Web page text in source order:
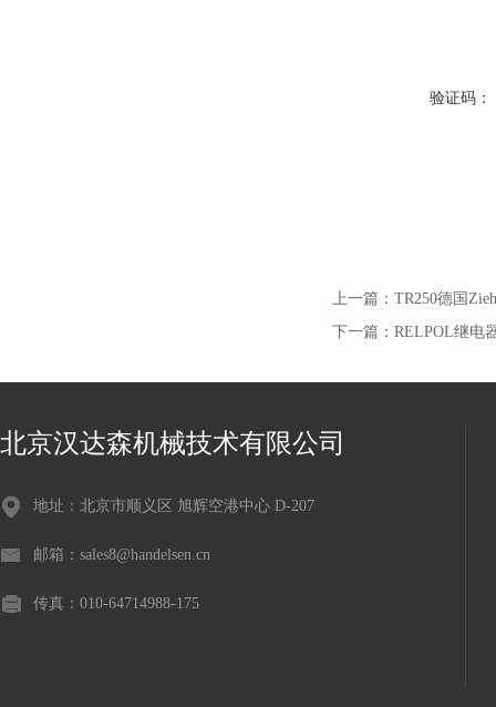
验证码：
上一篇： TR250德国
下一篇： RELPOL继电
北京汉达森机械技术有限公司
地址：北京市顺义区 旭辉空港中心 D-207
邮箱：sales8@handelsen.cn
传真：010-64714988-175